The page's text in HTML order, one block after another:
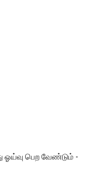
ஓய்வு பெற வேண்டும் -